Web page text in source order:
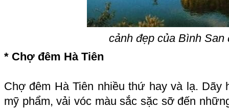
cảnh đẹp của Bình San
* Chợ đêm Hà Tiên
Chợ đêm Hà Tiên nhiều thứ hay và lạ. Dãy
mỹ phẩm, vải vóc màu sắc sặc sỡ đến